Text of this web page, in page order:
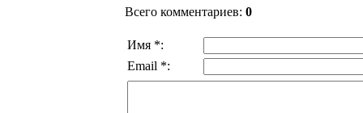
Всего комментариев: 0
Имя *:
Email *: